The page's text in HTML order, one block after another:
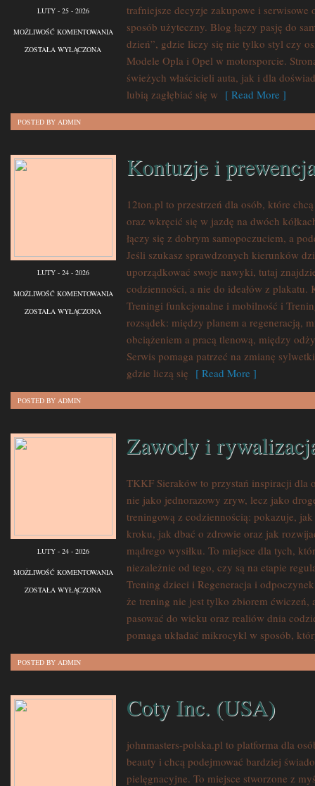
LUTY - 25 - 2026
MOŻLIWOŚĆ KOMENTOWANIA OPEL
FAKTY
MITY
ZOSTAŁA WYŁĄCZONA
trafniejsze decyzje zakupowe i
sposób użyteczny. Blog łączy pasję do
dzień”, gdzie liczy się nie tylko styl czy
Modele Opla i Opel w motorsporcie.
świeżych właścicieli auta, jak i dla
lubią zagłębiać się w [ Read More ]
POSTED BY ADMIN
LUTY - 24 - 2026
MOŻLIWOŚĆ KOMENTOWANIA KONTUZJE
PREWENCJA
ZOSTAŁA WYŁĄCZONA
Kontuzje i
12ton.pl to przestrzeń dla osób, które
oraz wkręcić się w jazdę na dwóch
łączy się z dobrym samopoczuciem, a
Jeśli szukasz sprawdzonych kierunków
uporządkować swoje nawyki, tutaj
codzienności, a nie do ideałów z plakatu.
Treningi funkcjonalne i mobilność i
rozsądek: między planem a regeneracją,
obciążeniem a pracą tlenową, między
Serwis pomaga patrzeć na zmianę
gdzie liczą się [ Read More ]
POSTED BY ADMIN
LUTY - 24 - 2026
MOŻLIWOŚĆ KOMENTOWANIA ZAWODY
RYWALIZACJA
ZOSTAŁA WYŁĄCZONA
Zawody i
TKKF Sieraków to przystań inspiracji dla
nie jako jednorazowy zryw, lecz jako
treningową z codziennością: pokazuje,
kroku, jak dbać o zdrowie oraz jak
mądrego wysiłku. To miejsce dla tych,
niezależnie od tego, czy są na etapie
Trening dzieci i Regeneracja i
że trening nie jest tylko zbiorem ćwiczeń,
pasować do wieku oraz realiów dnia
pomaga układać mikrocykl w sposób,
POSTED BY ADMIN
Coty Inc. (USA)
johnmasters-polska.pl to platforma dla
beauty i chcą podejmować bardziej
pielęgnacyjne. To miejsce stworzone z